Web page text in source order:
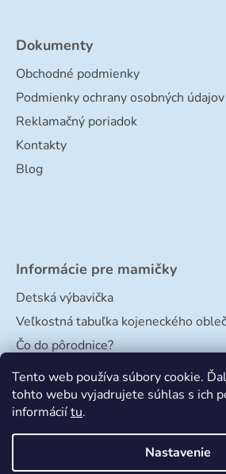
Tento web používa súbory cookie.
tohto webu vyjadrujete súhlas s ich
informáciítu.
Nastavenie
Dokumenty
Obchodné podmienky
Podmienky ochrany osobných údajov
Reklamačný poriadok
Kontakty
Blog
Informácie pre mamičky
Detská výbavička
Veľkostná tabuľka kojeneckého
Čo do pôrodnice?
Veľkostná tabuľka papučiek